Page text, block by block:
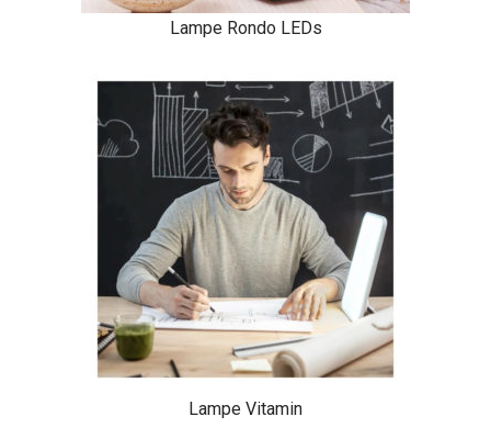
Lampe Rondo LEDs
Lampe Vitamin